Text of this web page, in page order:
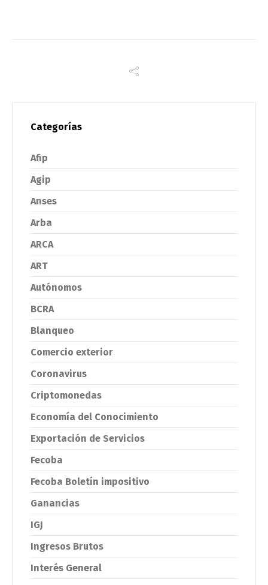
Categorías
Afip
Agip
Anses
Arba
ARCA
ART
Autónomos
BCRA
Blanqueo
Comercio exterior
Coronavirus
Criptomonedas
Economía del Conocimiento
Exportación de Servicios
Fecoba
Fecoba Boletín impositivo
Ganancias
IGJ
Ingresos Brutos
Interés General